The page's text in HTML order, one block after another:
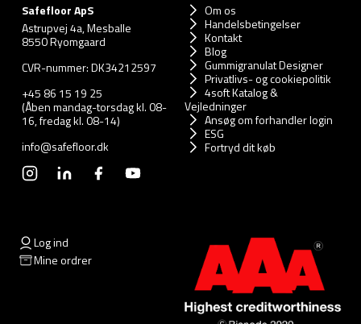
Safefloor ApS
Astrupvej 4a, Mesballe
8550 Ryomgaard
CVR-nummer: DK34212597
+45 86 15 19 25
(Åben mandag-torsdag kl. 08-
16, fredag kl. 08-14)
info@safefloor.dk
Om os
Handelsbetingelser
Kontakt
Blog
Gummigranulat Designer
Privatlivs- og cookiepolitik
4soft Katalog &
Vejledninger
Ansøg om forhandler login
ESG
Fortryd dit køb
Log ind
Mine ordrer